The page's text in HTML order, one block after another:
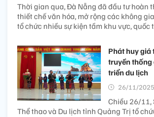
Thời gian qua, Đà Nẵng đã đầu tư hoàn
thiết chế văn hóa, mở rộng các không
tổ chức nhiều sự kiện tầm khu vực, quốc
Phát huy giá
truyền thống
triển du lịch
26/11/2025
Chiều 26/11,
Thể thao và Du lịch tỉnh Quảng Trị tổ